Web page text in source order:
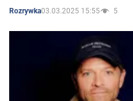
Rozrywka03.03.2025 15:55 5